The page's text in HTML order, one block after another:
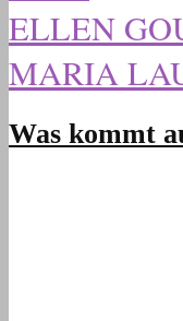
ELLEN
MARIA
Was kommt